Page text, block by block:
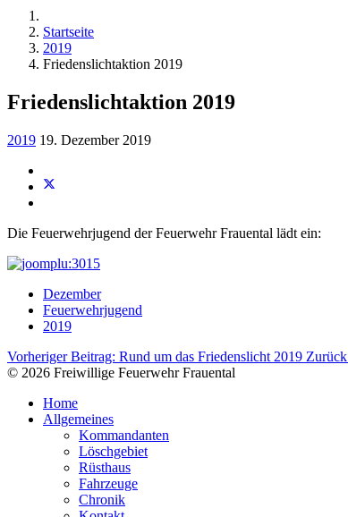
Startseite
2019
Friedenslichtaktion 2019
Friedenslichtaktion 2019
2019 19. Dezember 2019
Die Feuerwehrjugend der Feuerwehr Frauental lädt ein:
Dezember
Feuerwehrjugend
2019
Vorheriger Beitrag: Rund um das Friedenslicht 2019 Zurück
© 2026 Freiwillige Feuerwehr Frauental
Home
Allgemeines
Kommandanten
Löschgebiet
Rüsthaus
Fahrzeuge
Chronik